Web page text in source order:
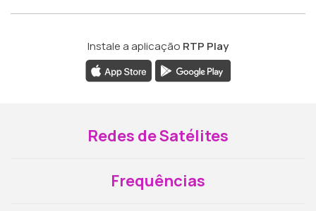
Instale a aplicação RTP Play
Redes de Satélites
Frequências